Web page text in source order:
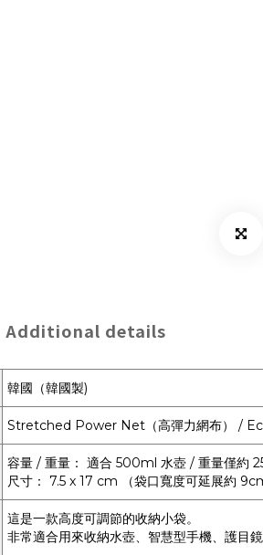
Additional details
韓國（韓國製)
Stretched Power Net（高彈力網布） /
容量 / 重量： 適合 500ml 水壺 / 重量僅約
尺寸： 7.5 x 17 cm （袋口寬度可延展約
這是一款高度可調節的收納小袋。
非常適合用來收納水壺、智慧型手機、護目